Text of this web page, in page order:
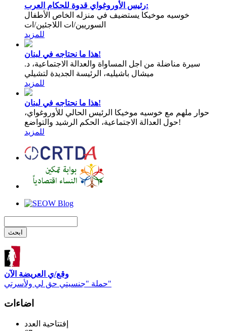
رئيس الأوروغواي قدوة للحكام العرب:
خوسيه موخيكا يستضيف في منزله الخاص الأطفال
السوريين/ات اللاجئين/ات
للمزيد
هذا ما نحتاجه في لبنان!
سيرة مناضلة من اجل المساواة والعدالة الاجتماعية، د.
ميشال باشيليه، الرئيسة الجديدة لتشيلي
للمزيد
هذا ما نحتاجه في لبنان!
حوار ملهم مع خوسيه موخيكا الرئيس الحالي للأوروغواي،
حول العدالة الاجتماعية، الحكم الرشيد والتواضع!
للمزيد
وقع/ي العريضة الآن
حملة "جنسيتي حق لي ولأسرتي"
اضاءات
إفتتاحية العدد